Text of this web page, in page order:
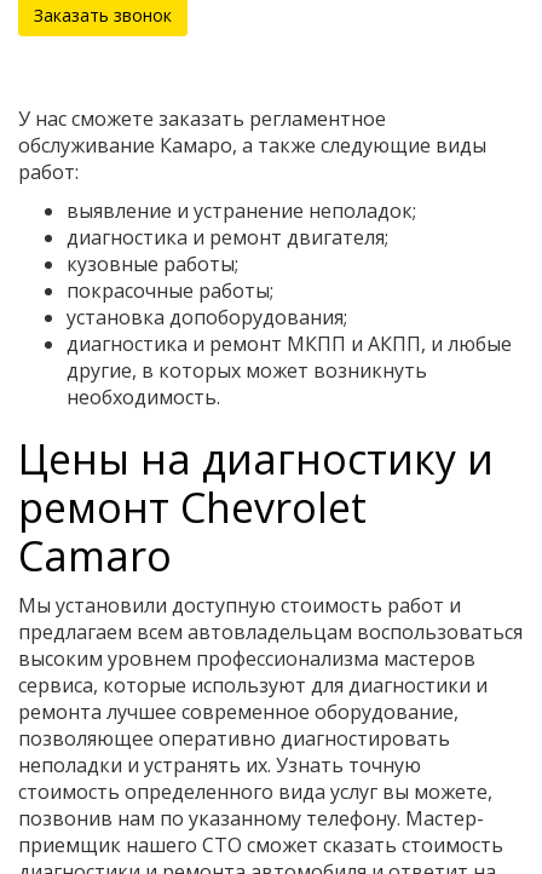
Заказать звонок
У нас сможете заказать регламентное
обслуживание Камаро, а также следующие виды
работ:
выявление и устранение неполадок;
диагностика и ремонт двигателя;
кузовные работы;
покрасочные работы;
установка допоборудования;
диагностика и ремонт МКПП и АКПП, и любые
другие, в которых может возникнуть
необходимость.
Цены на диагностику и
ремонт Chevrolet
Camaro
Мы установили доступную стоимость работ и
предлагаем всем автовладельцам воспользоваться
высоким уровнем профессионализма мастеров
сервиса, которые используют для диагностики и
ремонта лучшее современное оборудование,
позволяющее оперативно диагностировать
неполадки и устранять их. Узнать точную
стоимость определенного вида услуг вы можете,
позвонив нам по указанному телефону. Мастер-
приемщик нашего СТО сможет сказать стоимость